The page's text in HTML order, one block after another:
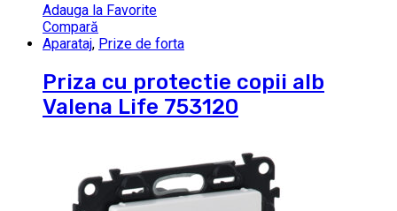
Adauga la Favorite
Compară
Aparataj, Prize de forta
Priza cu protectie copii alb
Valena Life 753120